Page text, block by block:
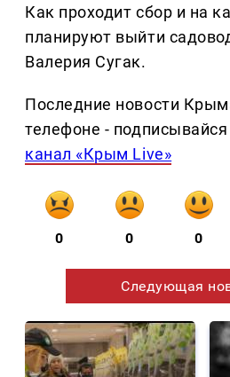
Как проходит сбор и на
планируют выйти
Валерия Сугак.
Последние новости
телефоне - подписывайся
канал «Крым Live»
0 0 0
Следующая